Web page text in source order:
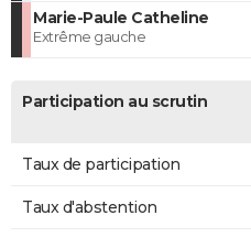
Marie-Paule Catheline
Extrême gauche
Participation au scrutin
Taux de participation
Taux d'abstention